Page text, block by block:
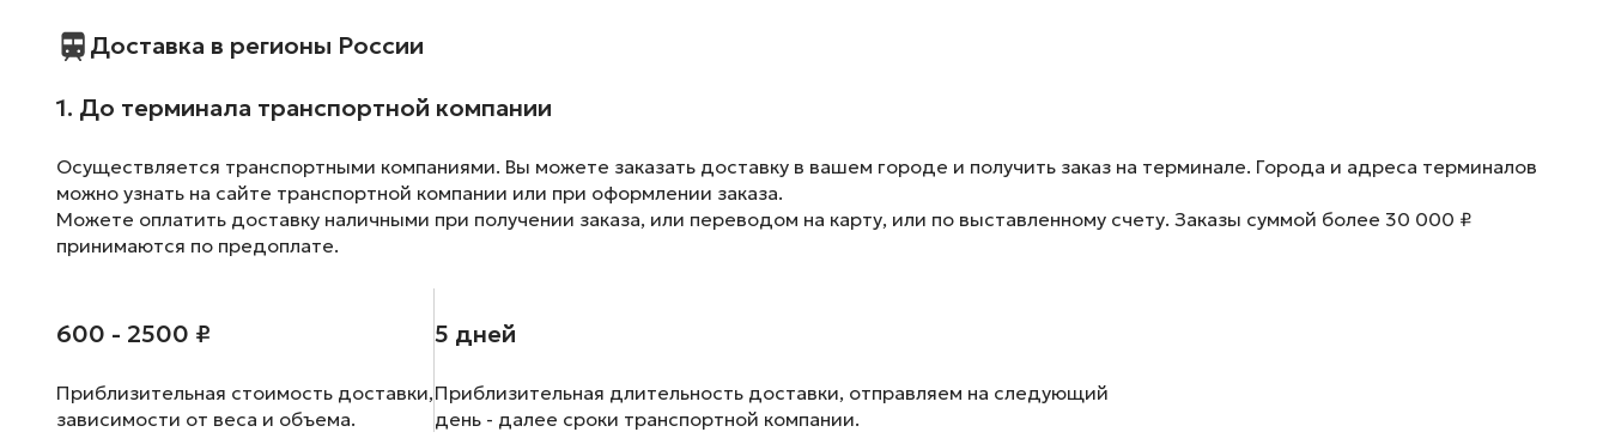
Доставка в регионы России
1. До терминала транспортной компании
Осуществляется транспортными компаниями. Вы можете заказать доставку в вашем городе и получить заказ на терминале. Города и адреса терминалов
можно узнать на сайте транспортной компании или при оформлении заказа.
Можете оплатить доставку наличными при получении заказа, или переводом на карту, или по выставленному счету. Заказы суммой более 30 000 ₽
принимаются по предоплате.
600 - 2500 ₽
Приблизительная стоимость доставки,
зависимости от веса и объема.
5 дней
Приблизительная длительность доставки, отправляем на следующий
день - далее сроки транспортной компании.